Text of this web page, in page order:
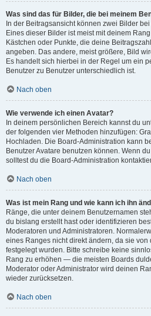
Was sind das für Bilder, die bei meinem
In der Beitragsansicht können zwei Bilder
Eines dieser Bilder ist meist mit deinem
Kästchen oder Punkte, die deine
angeben. Das andere, meist größere, Bild
Es handelt sich hierbei in der Regel um ein
Benutzer zu Benutzer unterschiedlich ist.
Nach oben
Wie verwende ich einen Avatar?
In deinem persönlichen Bereich kannst du
der folgenden vier Methoden hinzufügen:
Hochladen. Die Board-Administration kann
Benutzer Avatare benutzen können. Wenn
solltest du die Board-Administration
Nach oben
Was ist mein Rang und wie kann ich ihn
Ränge, die unter deinem Benutzernamen
du bislang erstellt hast oder identifizieren
Moderatoren und Administratoren.
eines Ranges nicht direkt ändern, da sie von
festgelegt wurden. Bitte schreibe keine
Rang zu erhöhen — die meisten Boards
Moderator oder Administrator wird deinen
wieder zurücksetzen.
Nach oben